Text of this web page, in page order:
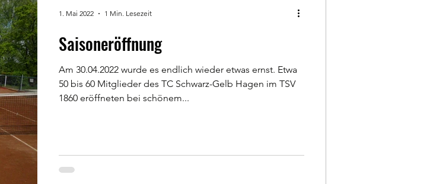
Saisoneröffnung
Am 30.04.2022 wurde es endlich wieder etwas ernst. Etwa
50 bis 60 Mitglieder des TC Schwarz-Gelb Hagen im TSV
1860 eröffneten bei schönem...
1. Mai 2022 1 Min. Lesezeit